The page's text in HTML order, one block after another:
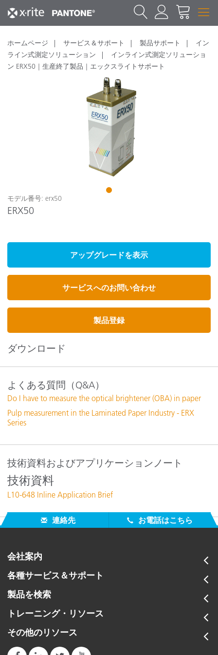
ホームページ サービス＆サポート 製品サポート
イン
ライン式測定ソリューション
インライン式測定ソリューショ
ン ERX50｜生産終了製品｜エックスライトサポート
1
モデル番号: erx50
ERX50
アップグレードを表示
サービスへのお問い合わせ
製品登録
ダウンロード
よくある質問（Q&A）
Do I have to measure the optical brightener (OBA) in paper
Pulp measurement in the Laminated Paper Industry - ERX
Series
技術資料およびアプリケーションノート
技術資料
L10-648 Inline Application Brief
連絡先 お電話はこちら
会社案内
各種サービス＆サポート
製品を検索
トレーニング・リソース
その他のリソース